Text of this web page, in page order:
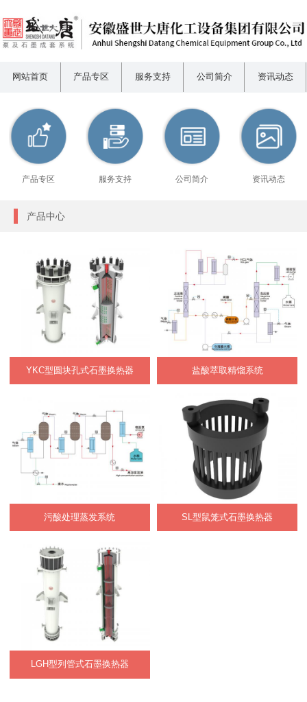
网站首页 产品专区 服务支持 公司简介 资讯动态
产品专区 服务支持 公司简介 资讯动态
产品中心
YKC型圆块孔式石墨换热器 盐酸萃取精馏系统
污酸处理蒸发系统 SL型鼠笼式石墨换热器
LGH型列管式石墨换热器